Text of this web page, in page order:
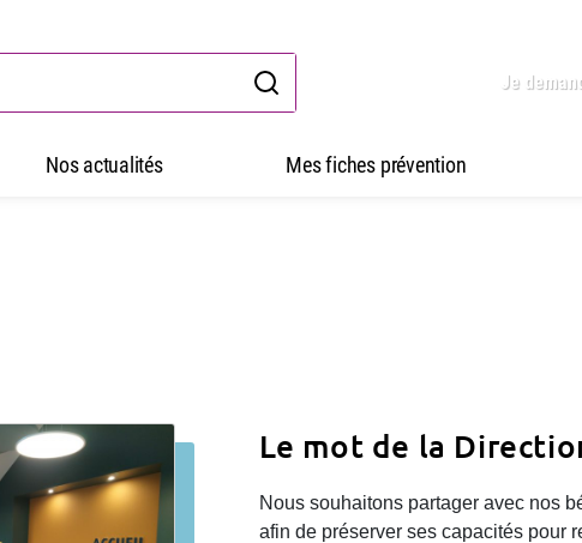
Je
Nos actualités Mes fiches prévention
Le mot de la
Nous souhaitons partager avec nos
afin de préserver ses capacités pour